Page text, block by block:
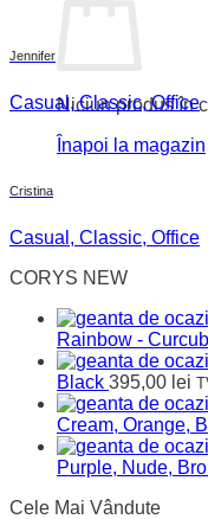
Niciun produs în
Înapoi la magazin
Jennifer
Casual, Classic, Office
Cristina
Casual, Classic, Office
CORYS NEW
Rainbow -
Black 395,00 lei
Cream, Orange,
Purple, Nude,
Cele Mai Vândute